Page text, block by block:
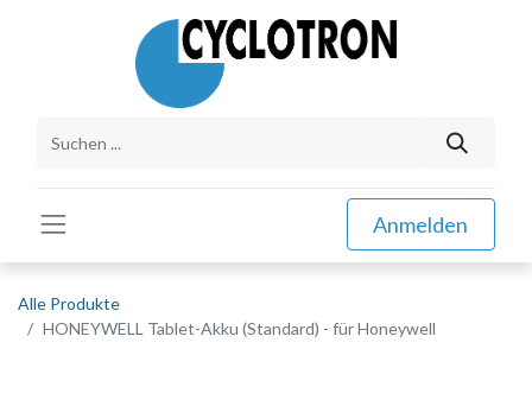
Anmelden
Alle Produkte
HONEYWELL Tablet-Akku (Standard) - für Honeywell